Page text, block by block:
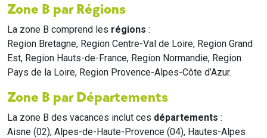
Zone B par Régions
La zone B comprend les régions :
Region Bretagne, Region Centre-Val de Loire, Region Grand
Est, Region Hauts-de-France, Region Normandie, Region
Pays de la Loire, Region Provence-Alpes-Côte d’Azur.
Zone B par Départements
La zone B des vacances inclut ces départements :
Aisne (02), Alpes-de-Haute-Provence (04), Hautes-Alpes